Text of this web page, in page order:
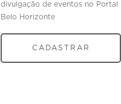
divulgação de eventos no Portal
Belo Horizonte
CADASTRAR